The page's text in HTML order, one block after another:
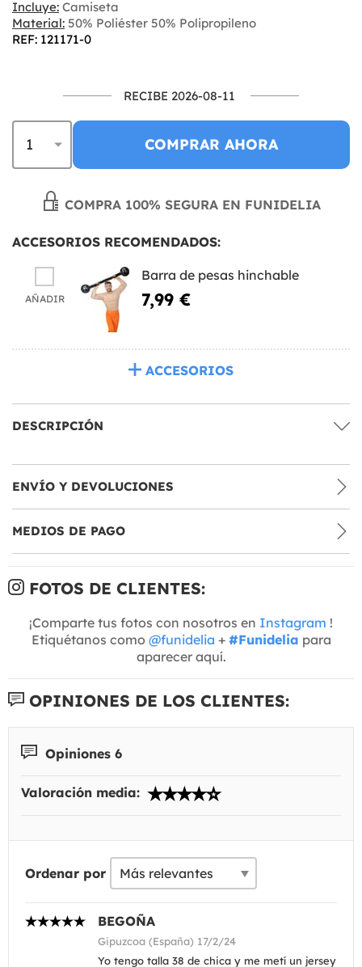
Incluye: Camiseta
Material: 50% Poliéster 50% Polipropileno
REF: 121171-0
RECIBE 2026-08-11
COMPRAR AHORA
COMPRA 100% SEGURA EN FUNIDELIA
ACCESORIOS RECOMENDADOS:
AÑADIR
Barra de pesas hinchable
7,99 €
ACCESORIOS
DESCRIPCIÓN
ENVÍO Y DEVOLUCIONES
MEDIOS DE PAGO
FOTOS DE CLIENTES:
¡Comparte tus fotos con nosotros en Instagram !
Etiquétanos como @funidelia + #Funidelia para
aparecer aquí.
OPINIONES DE LOS CLIENTES:
Opiniones 6
Valoración media:
Ordenar por
BEGOÑA
Gipuzcoa (España) 17/2/24
Yo tengo talla 38 de chica y me metí un jersey